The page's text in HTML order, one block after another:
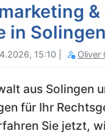
&
in Solingen
15:10 | Oliver
aus Solingen
für Ihr
Sie jetzt,